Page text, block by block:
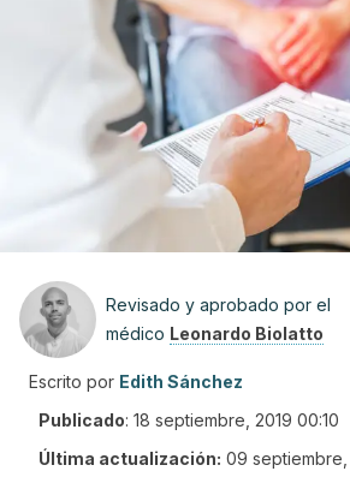
Revisado y aprobado por el
médico Leonardo Biolatto
Escrito por Edith Sánchez
Publicado: 18 septiembre, 2019 00:10
Última actualización: 09 septiembre,